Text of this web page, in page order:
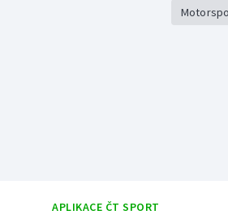
APLIKACE ČT SPORT